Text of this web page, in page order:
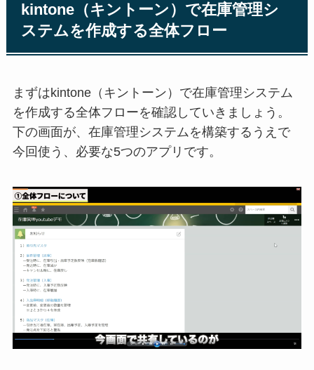
kintone（キントーン）で在庫管理シ
ステムを作成する全体フロー
まずはkintone（キントーン）で在庫管理システム
を作成する全体フローを確認していきましょう。
下の画面が、在庫管理システムを構築するうえで
今回使う、必要な5つのアプリです。